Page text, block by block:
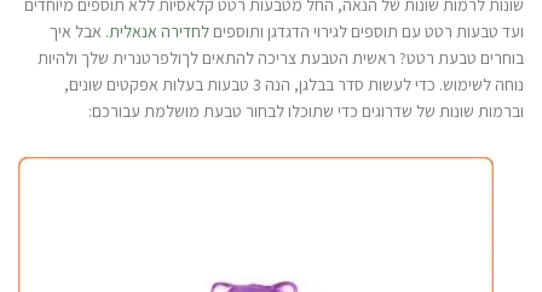
שונות לרמות שונות של הנאה, החל מטבעות רטט קלאסיות ללא תוספים מיוחדים
ועד טבעות רטט עם תוספים לגירוי הדגדגן ותוספים לחדירה אנאלית. אבל איך
בוחרים טבעת רטט? ראשית הטבעת צריכה להתאים לךולפרטנרית שלך ולהיות
נוחה לשימוש. כדי לעשות סדר בבלגן, הנה 3 טבעות בעלות אפקטים שונים,
וברמות שונות של שדרוגים כדי שתוכלו לבחור טבעת מושלמת עבורכם: